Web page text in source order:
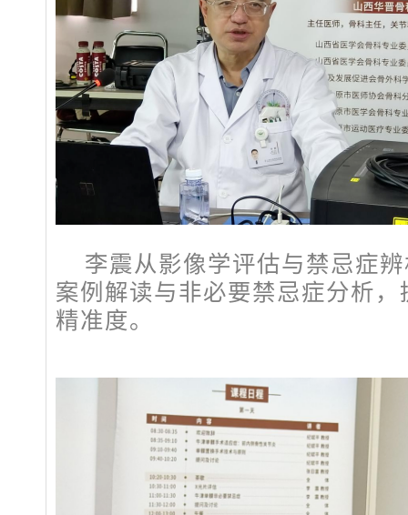
李震从影像学评估与禁忌症
案例解读与非必要禁忌症分析
精准度。